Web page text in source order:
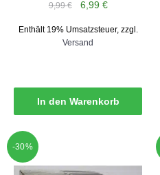
9,99€
Ursprünglicher
war:
9,99 €
6,99 €Aktueller
ist:
Enthält 19% Umsatzsteuer, zzgl.
Versand
In den Warenkorb
-30%